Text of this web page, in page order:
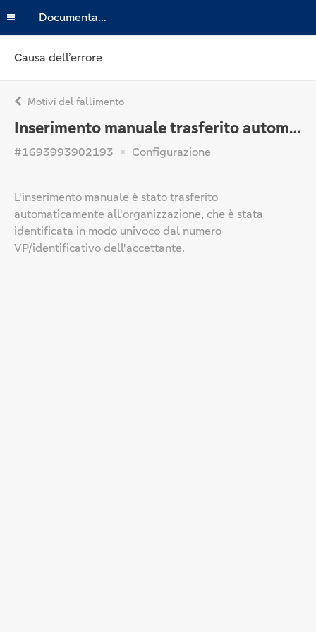
Documentazione
Causa dell’errore
Motivi del fallimento
Inserimento manuale trasferito automaticamente
#1693993902193 Configurazione
L'inserimento manuale è stato trasferito
automaticamente all'organizzazione, che è stata
identificata in modo univoco dal numero
VP/identificativo dell'accettante.